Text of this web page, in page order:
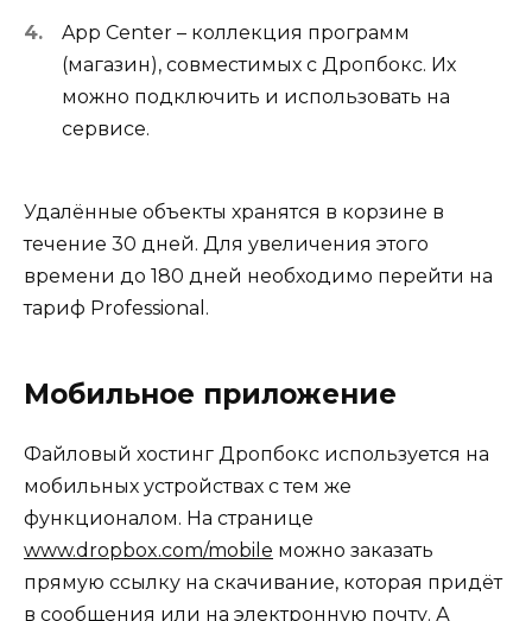
App Center – коллекция программ
(магазин), совместимых с Дропбокс. Их
можно подключить и использовать на
сервисе.
Удалённые объекты хранятся в корзине в
течение 30 дней. Для увеличения этого
времени до 180 дней необходимо перейти на
тариф Professional.
Мобильное приложение
Файловый хостинг Дропбокс используется на
мобильных устройствах с тем же
функционалом. На странице
www.dropbox.com/mobile можно заказать
прямую ссылку на скачивание, которая придёт
в сообщения или на электронную почту. А